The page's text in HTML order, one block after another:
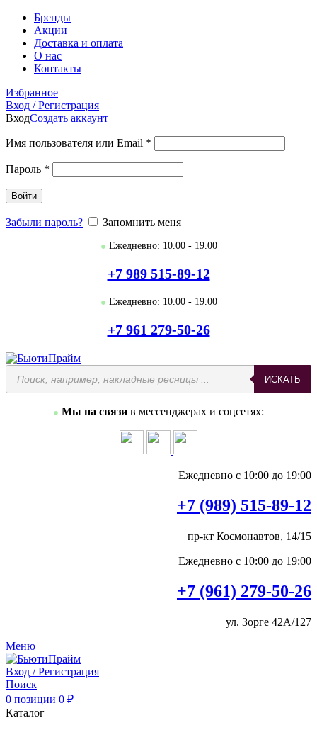
Бренды
Акции
Доставка и оплата
О нас
Контакты
Избранное
Вход / Регистрация
ВходСоздать аккаунт
Имя пользователя или Email *
Пароль *
Войти
Забыли пароль? Запомнить меня
● Ежедневно: 10.00 - 19.00
+7 989 515-89-12
● Ежедневно: 10.00 - 19.00
+7 961 279-50-26
Поиск
товаров
ИСКАТЬ
● Мы на связи в мессенджерах и соцсетях:
Ежедневно с 10:00 до 19:00
+7 (989) 515-89-12
пр-кт Космонавтов, 14/15
Ежедневно с 10:00 до 19:00
+7 (961) 279-50-26
ул. Зорге 42А/127
Меню
Вход / Регистрация
Поиск
0 позиции 0 ₽
Каталог